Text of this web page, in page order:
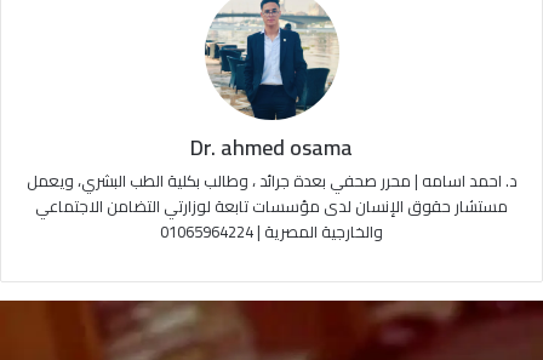
Dr. ahmed osama
د. احمد اسامه | محرر صحفي بعدة جرائد ، وطالب بكلية الطب البشري، ويعمل
مستشار حقوق الإنسان لدى مؤسسات تابعة لوزارتي التضامن الاجتماعي
والخارجية المصرية | 01065964224